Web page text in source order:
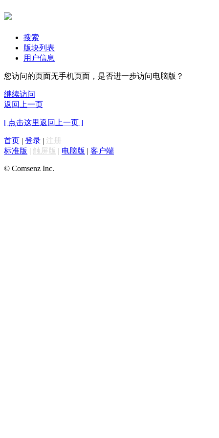
搜索
版块列表
用户信息
您访问的页面无手机页面，是否进一步访问电脑版？
继续访问
返回上一页
[ 点击这里返回上一页 ]
首页 | 登录 | 注册
标准版 | 触屏版 | 电脑版 | 客户端
© Comsenz Inc.